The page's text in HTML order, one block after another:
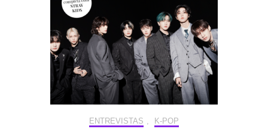
ENTREVISTAS K-POP